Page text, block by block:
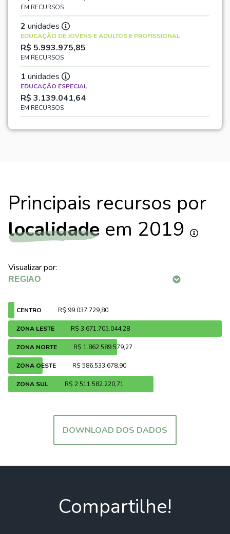
EM RECURSOS
2 unidades
EDUCAÇÃO DE JOVENS E ADULTOS E PROFISSIONAL
R$ 5.993.975,85
EM RECURSOS
1 unidades
EDUCAÇÃO ESPECIAL
R$ 3.139.041,64
EM RECURSOS
Principais recursos por
localidade em 2019
Visualizar por:
CENTRO R$ 99.037.729,80
ZONA LESTE R$ 3.671.705.044,28
ZONA NORTE R$ 1.862.589.579,27
ZONA OESTE R$ 586.533.678,90
ZONA SUL R$ 2.511.582.220,71
DOWNLOAD DOS DADOS
Compartilhe!